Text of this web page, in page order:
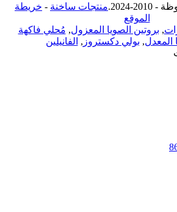
2024. منتجات ساخنة - خريطة
الموقع
, بروتين الصويا المعزول, مُحلي فاكهة
المعدل, بولي دكستروز , الفانيلين